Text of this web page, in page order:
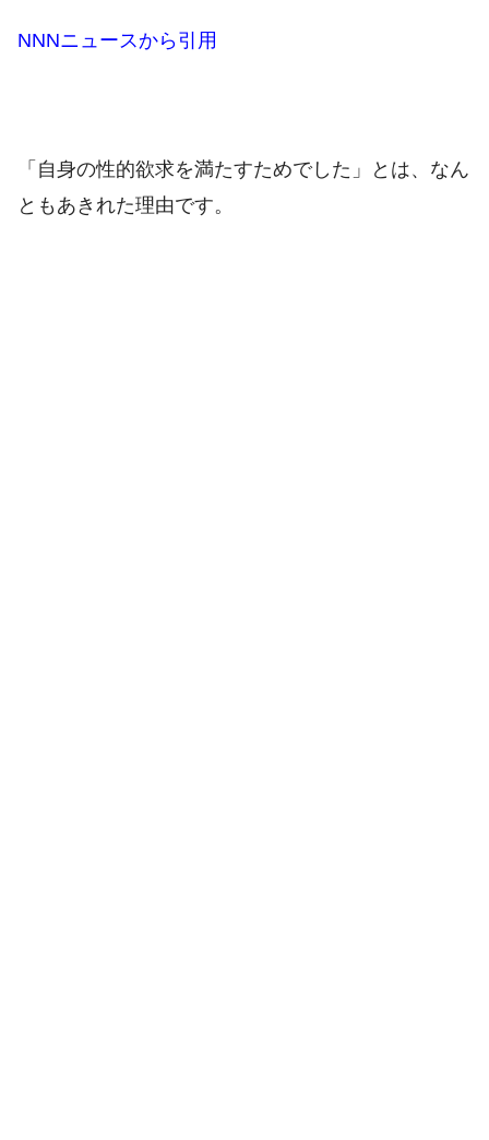
NNNニュースから引用
「自身の性的欲求を満たすためでした」とは、 なん
ともあきれた理由です。